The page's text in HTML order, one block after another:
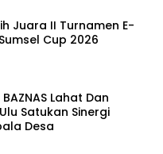
Juara II Turnamen E-
Cup 2026
Lahat Dan
Satukan Sinergi
Desa